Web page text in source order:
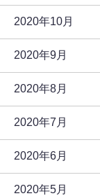
2020年10月
2020年9月
2020年8月
2020年7月
2020年6月
2020年5月